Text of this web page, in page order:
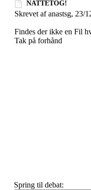
NATTETOG!
Skrevet af anastsg, 23/
Findes der ikke en Fil
Tak på forhånd
Spring til debat: